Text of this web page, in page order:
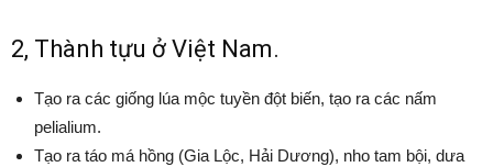
2, Thành tựu ở Việt Nam.
Tạo ra các giống lúa mộc tuyền đột biến, tạo ra các nấm
pelialium.
Tạo ra táo má hồng (Gia Lộc, Hải Dương), nho tam bội, dưa